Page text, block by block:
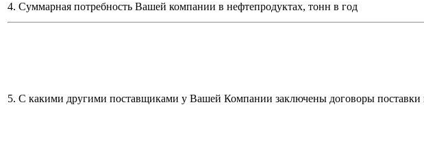
4. Суммарная потребность Вашей компании в нефтепродуктах, тонн в год
5. С какими другими поставщиками у Вашей Компании заключены договоры поставки